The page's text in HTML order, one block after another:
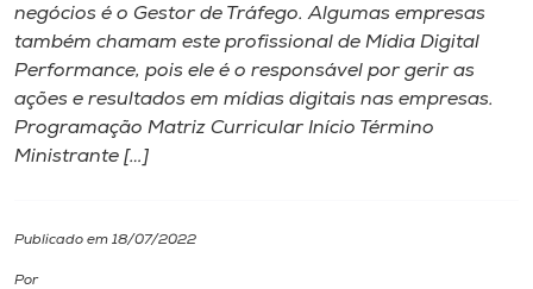
I.nova
Diplomados
negócios é o Gestor de Tráfego. Algumas empresas
também chamam este profissional de Mídia Digital
Performance, pois ele é o responsável por gerir as
ações e resultados em mídias digitais nas empresas.
Programação Matriz Curricular Início Término
Ministrante […]
Publicado em 18/07/2022
Por